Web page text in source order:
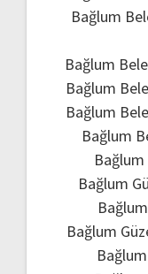
Bağlum
Bağlum
Bağlum
Bağlum
Bağlum
Bağlum
Bağlum